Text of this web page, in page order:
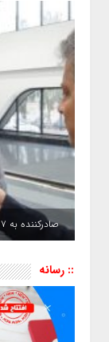
صادرکننده به ۷ کشور منطقه هستیم
:: رسانه